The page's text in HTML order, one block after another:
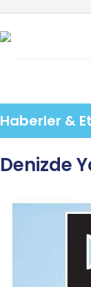
Haberler &
Denizde